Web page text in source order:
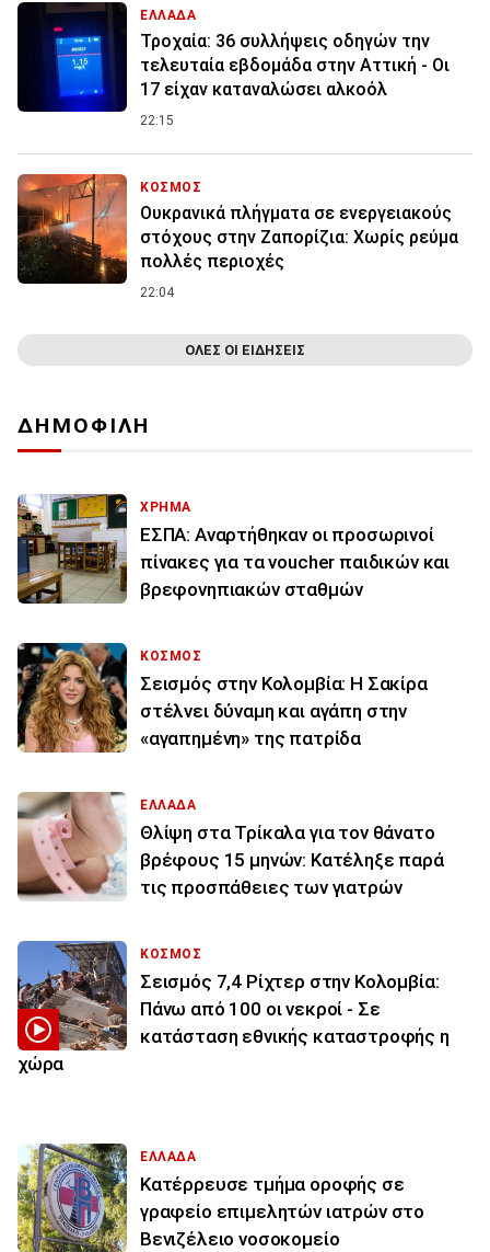
ΕΛΛΑΔΑ
Τροχαία: 36 συλλήψεις οδηγών την
τελευταία εβδομάδα στην Αττική - Οι
17 είχαν καταναλώσει αλκοόλ
22:15
ΚΟΣΜΟΣ
Ουκρανικά πλήγματα σε ενεργειακούς
στόχους στην Ζαπορίζια: Χωρίς ρεύμα
πολλές περιοχές
22:04
ΟΛΕΣ ΟΙ ΕΙΔΗΣΕΙΣ
ΔΗΜΟΦΙΛΗ
ΧΡΗΜΑ
ΕΣΠΑ: Αναρτήθηκαν οι προσωρινοί
πίνακες για τα voucher παιδικών και
βρεφονηπιακών σταθμών
ΚΟΣΜΟΣ
Σεισμός στην Κολομβία: Η Σακίρα
στέλνει δύναμη και αγάπη στην
«αγαπημένη» της πατρίδα
ΕΛΛΑΔΑ
Θλίψη στα Τρίκαλα για τον θάνατο
βρέφους 15 μηνών: Κατέληξε παρά
τις προσπάθειες των γιατρών
ΚΟΣΜΟΣ
Σεισμός 7,4 Ρίχτερ στην Κολομβία:
Πάνω από 100 οι νεκροί - Σε
κατάσταση εθνικής καταστροφής η
χώρα
ΕΛΛΑΔΑ
Κατέρρευσε τμήμα οροφής σε
γραφείο επιμελητών ιατρών στο
Βενιζέλειο νοσοκομείο